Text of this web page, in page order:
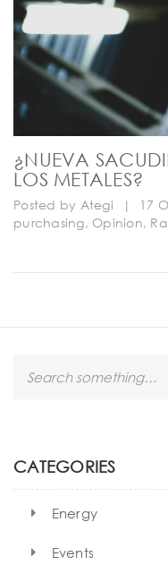
¿NUEVA
LOS METALES?
Posted by Ategi | 17
purchasing, Opinion,
h
CATEGORIES
Energy
Events